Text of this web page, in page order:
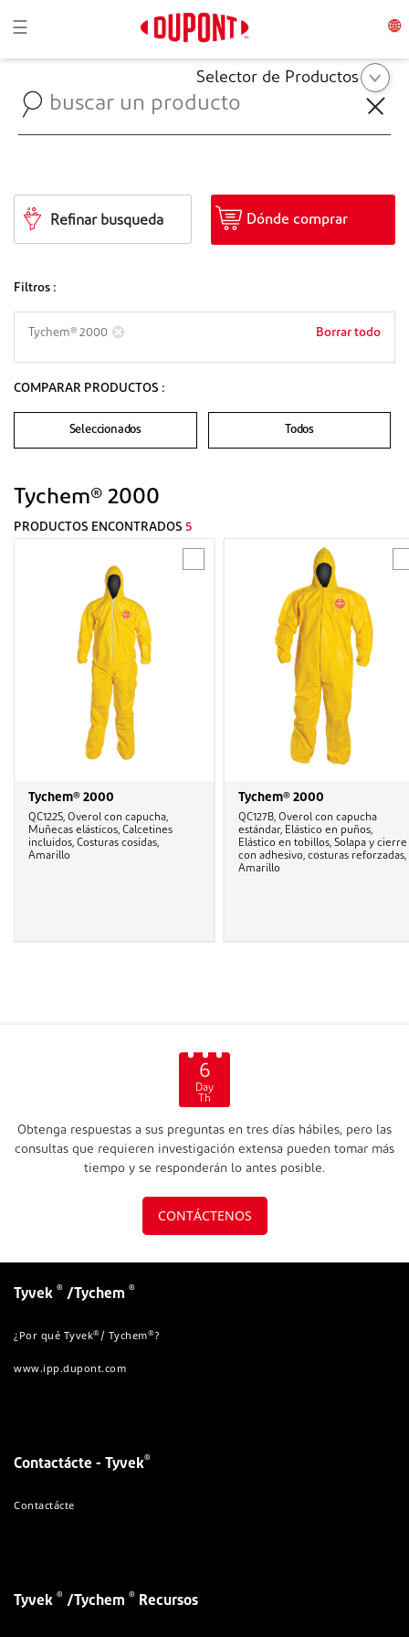
Toggle navigation
☰
Selector de Productos
Refinar busqueda Dónde comprar
Filtros :
Tychem® 2000 Borrar todo
COMPARAR PRODUCTOS :
Seleccionados Todos
Tychem® 2000
PRODUCTOS ENCONTRADOS 5
Tychem® 2000
QC122S, Overol con capucha,
Muñecas elásticos, Calcetines
incluidos, Costuras cosidas,
Amarillo
Tychem® 2000
QC127B, Overol con capucha
estándar, Elástico en puños,
Elástico en tobillos, Solapa y cierre
con adhesivo, costuras reforzadas,
Amarillo
6
Day
Th
Obtenga respuestas a sus preguntas en tres días hábiles, pero las
consultas que requieren investigación extensa pueden tomar más
tiempo y se responderán lo antes posible.
CONTÁCTENOS
Tyvek ® /Tychem ®
¿Por qué Tyvek®/ Tychem®?
www.ipp.dupont.com
Contactácte - Tyvek®
Contactácte
Tyvek ® /Tychem ® Recursos